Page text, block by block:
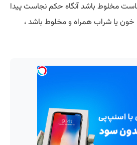
مخلوط باشد آنگاه حکم نجاست پیدا
خون یا شراب همراه و مخلوط باشد ،